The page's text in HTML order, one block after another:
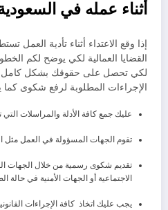
أثناء عمله في
إذا وقع الاعتداء أثناء تأدية العمل
القضايا العمالية لكي يوضح لكم
لكي تحصل على حقوقك بشكل كامل
الإجراءات المطلوبة لرفع شكوى كما
عليك جمع كافة الأدلة والمراسلات التي
تقوم الجهات المسؤولة في العمل مثل
تقديم شكوى رسمية من خلال الجهات
الاجتماعية أو الجهات الأمنية في حالة
يجب عليك اتخاذ كافة الإجراءات